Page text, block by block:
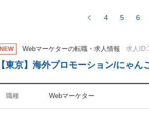
Dreamweaver
MAYA
SEM
4 5 6
NEW Webマーケターの転職・求人情報 求人ID:
【東京】海外プロモーション/にゃ
職種 Webマーケター